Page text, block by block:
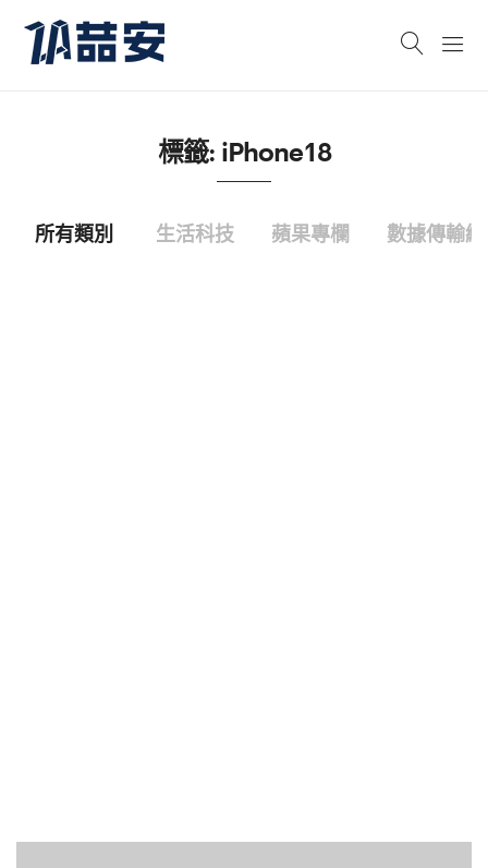
標籤: iPhone18
所有類別 生活科技 蘋果專欄 數據傳輸線